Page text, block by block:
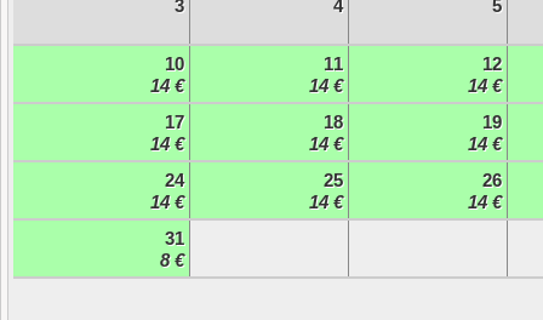
3 4 5
10
14 €
11
14 €
12
14 €
17
14 €
18
14 €
19
14 €
24
14 €
25
14 €
26
14 €
31
8 €